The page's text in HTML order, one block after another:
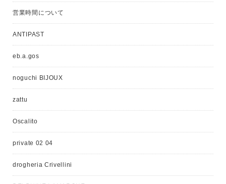
営業時間について
ANTIPAST
eb.a.gos
noguchi BIJOUX
zattu
Oscalito
private 02 04
drogheria Crivellini